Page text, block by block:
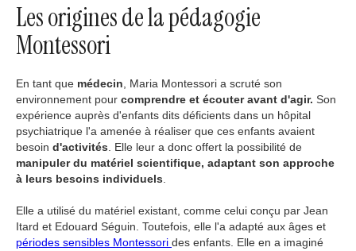
Les origines de la pédagogie
Montessori
En tant que médecin , Maria Montessori a scruté son
environnement pour comprendre et écouter avant d'agir. Son
expérience auprès d'enfants dits déficients dans un hôpital
psychiatrique l'a amenée à réaliser que ces enfants avaient
besoin d'activités . Elle leur a donc offert la possibilité de
manipuler du matériel scientifique, adaptant son approche
à leurs besoins individuels
Elle a utilisé du matériel existant, comme celui conçu par Jean
Itard et Edouard Séguin. Toutefois, elle l'a adapté aux âges et
périodes sensibles Montessori des enfants. Elle en a imaginé